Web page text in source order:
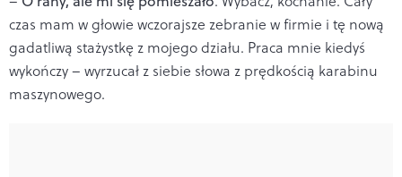
czas mam w głowie wczorajsze zebranie w firmie i tę nową
gadatliwą stażystkę z mojego działu. Praca mnie kiedyś
wykończy – wyrzucał z siebie słowa z prędkością karabinu
maszynowego.